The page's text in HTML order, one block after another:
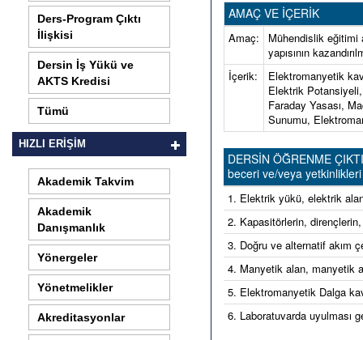
Ders-Program Çıktı
İlişkisi
Dersin İş Yükü ve
AKTS Kredisi
Tümü
HIZLI ERİŞİM
Akademik Takvim
Akademik
Danışmanlık
Yönergeler
Yönetmelikler
Akreditasyonlar
AMAÇ VE İÇERİK
Amaç:
Mühendislik eğitimi
yapısının
İçerik:
Elektromanyetik
Elektrik
Faraday Yasası,
Sunumu,
DERSİN ÖĞRENME
beceri ve/veya
1. Elektrik yükü, elektrik
2. Kapasitörlerin, dirençlerin,
3. Doğru ve alternatif akım
4. Manyetik alan, manyetik
5. Elektromanyetik Dalga
6. Laboratuvarda uyulması